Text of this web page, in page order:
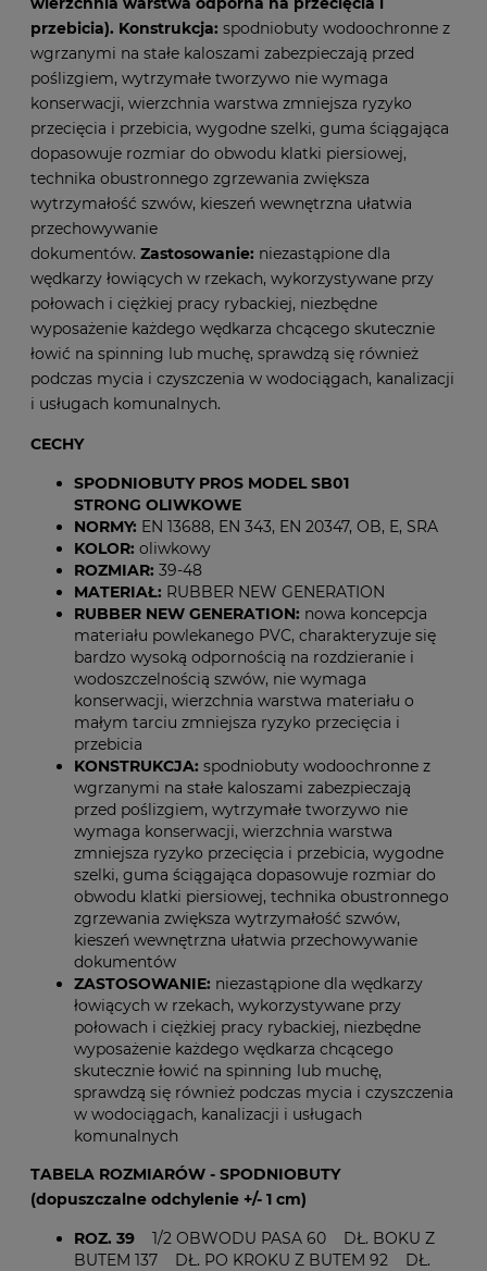
przebicia). Konstrukcja: spodniobuty wodoochronne z
wgrzanymi na stałe kaloszami zabezpieczają przed
poślizgiem, wytrzymałe tworzywo nie wymaga
konserwacji, wierzchnia warstwa zmniejsza ryzyko
przecięcia i przebicia, wygodne szelki, guma ściągająca
dopasowuje rozmiar do obwodu klatki piersiowej,
technika obustronnego zgrzewania zwiększa
wytrzymałość szwów, kieszeń wewnętrzna ułatwia
przechowywanie
dokumentów. Zastosowanie: niezastąpione dla
wędkarzy łowiących w rzekach, wykorzystywane przy
połowach i ciężkiej pracy rybackiej, niezbędne
wyposażenie każdego wędkarza chcącego skutecznie
łowić na spinning lub muchę, sprawdzą się również
podczas mycia i czyszczenia w wodociągach, kanalizacji
i usługach komunalnych.
CECHY
SPODNIOBUTY PROS MODEL SB01
STRONG OLIWKOWE
NORMY: EN 13688, EN 343, EN 20347, OB, E, SRA
KOLOR: oliwkowy
ROZMIAR: 39-48
MATERIAŁ: RUBBER NEW GENERATION
RUBBER NEW GENERATION: nowa koncepcja
materiału powlekanego PVC, charakteryzuje się
bardzo wysoką odpornością na rozdzieranie i
wodoszczelnością szwów, nie wymaga
konserwacji, wierzchnia warstwa materiału o
małym tarciu zmniejsza ryzyko przecięcia i
przebicia
KONSTRUKCJA: spodniobuty wodoochronne z
wgrzanymi na stałe kaloszami zabezpieczają
przed poślizgiem, wytrzymałe tworzywo nie
wymaga konserwacji, wierzchnia warstwa
zmniejsza ryzyko przecięcia i przebicia, wygodne
szelki, guma ściągająca dopasowuje rozmiar do
obwodu klatki piersiowej, technika obustronnego
zgrzewania zwiększa wytrzymałość szwów,
kieszeń wewnętrzna ułatwia przechowywanie
dokumentów
ZASTOSOWANIE: niezastąpione dla wędkarzy
łowiących w rzekach, wykorzystywane przy
połowach i ciężkiej pracy rybackiej, niezbędne
wyposażenie każdego wędkarza chcącego
skutecznie łowić na spinning lub muchę,
sprawdzą się również podczas mycia i czyszczenia
w wodociągach, kanalizacji i usługach
komunalnych
TABELA ROZMIARÓW - SPODNIOBUTY
(dopuszczalne odchylenie +/- 1 cm)
ROZ. 39
1/2 OBWODU PASA 60 DŁ. BOKU Z
BUTEM 137 DŁ. PO KROKU Z BUTEM 92 DŁ.